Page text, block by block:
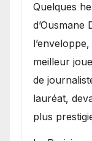
Quelques
d’Ousmane
meilleur
de
lauréat,
plus